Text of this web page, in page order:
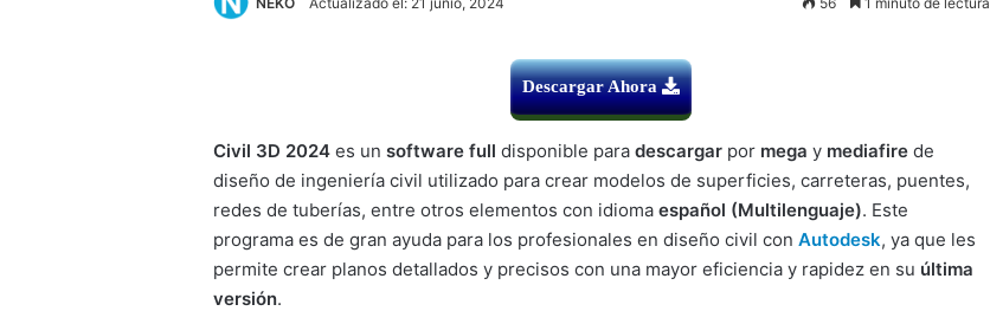
Descargar Ahora
Civil 3D 2024es un software full disponible para descargarpor mega y mediafire de
diseño de ingeniería civil utilizado para crear modelos de superficies, carreteras, puentes,
redes de tuberías, entre otros elementos con idioma español (Multilenguaje). Este
programa es de gran ayuda para los profesionales en diseño civil con Autodesk, ya que les
permite crear planos detallados y precisos con una mayor eficiencia y rapidez en su última
versión.